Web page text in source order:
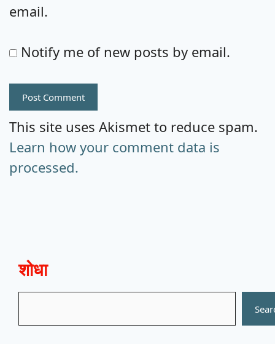
email.
Notify me of new posts by email.
This site uses Akismet to reduce spam.
Learn how your comment data is
processed.
शोधा